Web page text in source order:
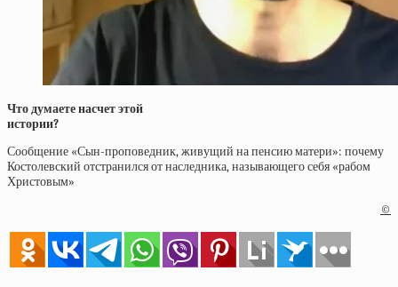
Что думаете насчет этой
истории?
Сообщение «Сын-проповедник, живущий на пенсию матери»: почему
Костолевский отстранился от наследника, называющего себя «рабом
Христовым»
©